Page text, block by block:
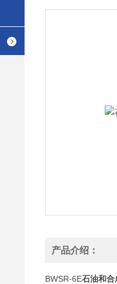
产品介绍：
BWSR-6E石油和合